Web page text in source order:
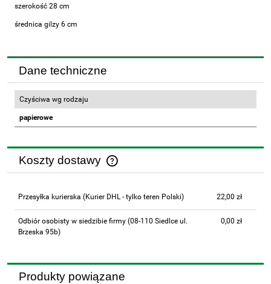
szerokość 28 cm
średnica gilzy 6 cm
Dane techniczne
Czyściwa wg rodzaju
papierowe
Koszty dostawy
Cena nie zawiera ewentualnych kosztów płatności
Przesyłka kurierska (Kurier DHL - tylko teren Polski) 22,00 zł
Odbiór osobisty w siedzibie firmy (08-110 Siedlce ul.
Brzeska 95b)
0,00 zł
Produkty powiązane